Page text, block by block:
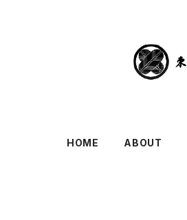
HOME ABOUT